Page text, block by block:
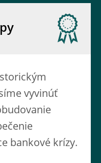
vyvinúť
bankové krízy.